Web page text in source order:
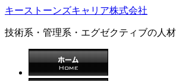
キーストーンズキャリア株式会社
技術系・管理系・エグゼクティブの人